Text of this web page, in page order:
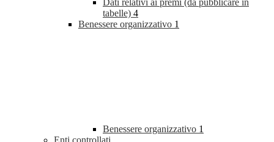
Dati relativi ai premi (da pubblicare in
tabelle) 4
Benessere organizzativo 1
Benessere organizzativo 1